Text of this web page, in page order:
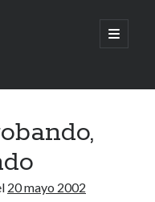
abrir
menú
20 mayo 2002